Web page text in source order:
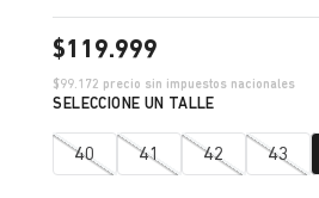
$119.999
$99.172 precio sin impuestos nacionales
40 41 42 43